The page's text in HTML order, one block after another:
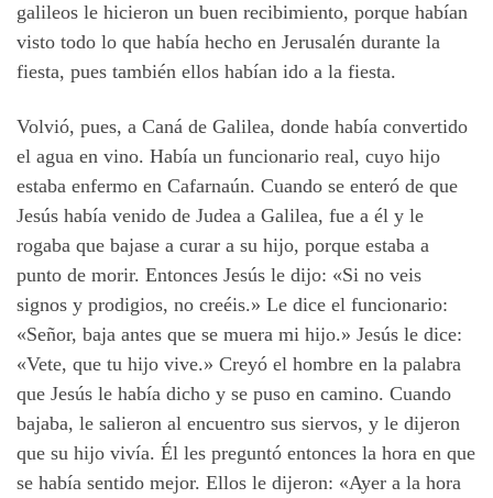
galileos le hicieron un buen recibimiento, porque habían
visto todo lo que había hecho en Jerusalén durante la
fiesta, pues también ellos habían ido a la fiesta.
Volvió, pues, a Caná de Galilea, donde había convertido
el agua en vino. Había un funcionario real, cuyo hijo
estaba enfermo en Cafarnaún. Cuando se enteró de que
Jesús había venido de Judea a Galilea, fue a él y le
rogaba que bajase a curar a su hijo, porque estaba a
punto de morir. Entonces Jesús le dijo: «Si no veis
signos y prodigios, no creéis.» Le dice el funcionario:
«Señor, baja antes que se muera mi hijo.» Jesús le dice:
«Vete, que tu hijo vive.» Creyó el hombre en la palabra
que Jesús le había dicho y se puso en camino. Cuando
bajaba, le salieron al encuentro sus siervos, y le dijeron
que su hijo vivía. Él les preguntó entonces la hora en que
se había sentido mejor. Ellos le dijeron: «Ayer a la hora